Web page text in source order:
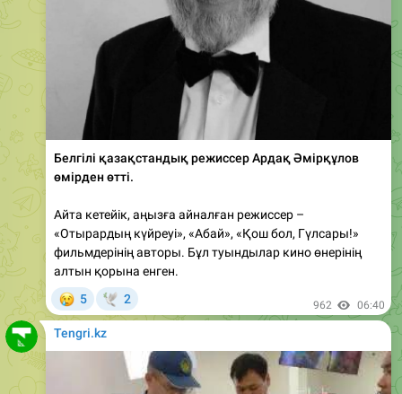
Белгілі қазақстандық режиссер Ардақ Әмірқұлов
өмірден өтті.
Айта кетейік, аңызға айналған режиссер –
фильмдерінің авторы. Бұл туындылар кино өнерінің
алтын қорына енген.
5 2
Tengri.kz